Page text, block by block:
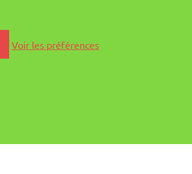
Voir les préférences